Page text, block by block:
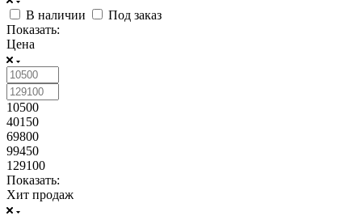
В наличии
Под заказ
Показать:
Цена
10500
40150
69800
99450
129100
Показать:
Хит продаж